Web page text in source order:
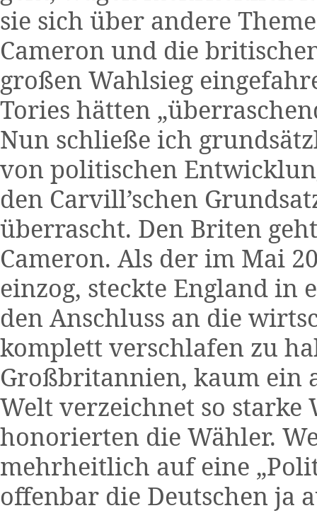
sie sich über andere
Cameron und die
großen Wahlsieg
Tories hätten
Nun schließe ich
von politischen
den Carvill’schen
überrascht. Den Briten
Cameron. Als der im Mai
einzog, steckte England in
den Anschluss an die
komplett verschlafen zu
Großbritannien, kaum ein
Welt verzeichnet so starke
honorierten die Wähler.
mehrheitlich auf eine
offenbar die Deutschen ja